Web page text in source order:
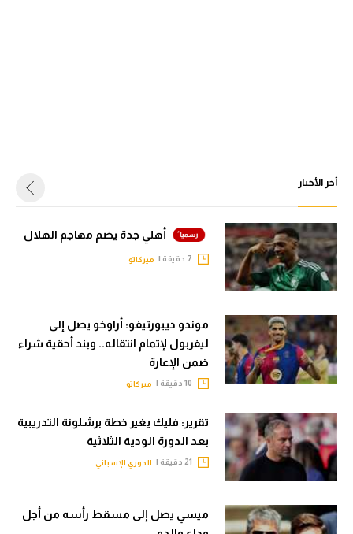
أخر الأخبار
أهلي جدة يضم مهاجم الهلال
ميركاتو
موندو ديبورتيفو: أراوخو يصل إلى
ليفربول لإتمام انتقاله.. وبند أحقية شراء
ضمن الإعارة
ميركاتو
تقرير: فليك يغير خطة برشلونة التدريبية
بعد الدورة الودية الثلاثية
الدوري الإسباني
ميسي يصل إلى مسقط رأسه من أجل